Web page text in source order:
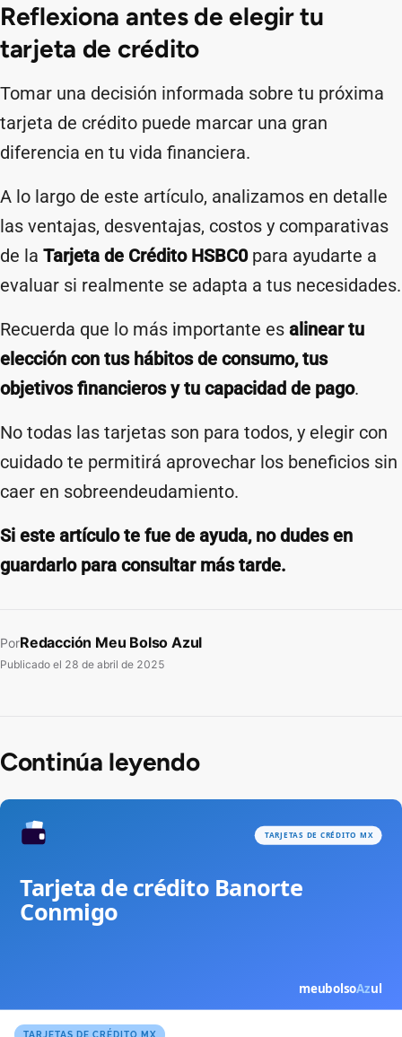
Reflexiona antes de elegir tu
tarjeta de crédito
Tomar una decisión informada sobre tu próxima
tarjeta de crédito puede marcar una gran
diferencia en tu vida financiera.
A lo largo de este artículo, analizamos en detalle
las ventajas, desventajas, costos y comparativas
de la Tarjeta de Crédito HSBC0para ayudarte a
evaluar si realmente se adapta a tus necesidades.
Recuerda que lo más importante es alinear tu
elección con tus hábitos de consumo, tus
objetivos financieros y tu capacidad de pago.
No todas las tarjetas son para todos, y elegir con
cuidado te permitirá aprovechar los beneficios sin
caer en sobreendeudamiento.
Si este artículo te fue de ayuda, no dudes en
guardarlo para consultar más tarde.
PorRedacción Meu Bolso Azul
Publicado el 28 de abril de 2025
Continúa leyendo
TARJETAS DE CRÉDITO MX